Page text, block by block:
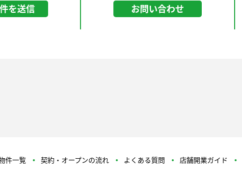
を送信 お問い合わせ
件一覧 契約・オープンの流れ よくある質問 店舗開業ガイド